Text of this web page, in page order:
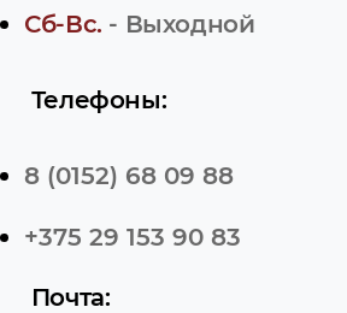
Сб-Вс. - Выходной
Телефоны:
8 (0152) 68 09 88
+375 29 153 90 83
Почта: